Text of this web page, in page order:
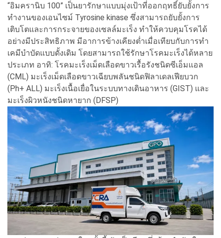
“อิมครานิบ 100” เป็นยารักษาแบบมุ่งเป้าที่ออกฤทธิ์ยับยั้งการ
ทำงานของเอนไซม์ Tyrosine kinase ซึ่งสามารถยับยั้งการ
เติบโตและการกระจายของเซลล์มะเร็ง ทำให้ควบคุมโรคได้
อย่างมีประสิทธิภาพ มีอาการข้างเคียงต่ำเมื่อเทียบกับการทำ
เคมีบำบัดแบบดั้งเดิม โดยสามารถใช้รักษาโรคมะเร็งได้หลาย
ประเภท อาทิ: โรคมะเร็งเม็ดเลือดขาวเรื้อรังชนิดซีเอ็มแอล
(CML) มะเร็งเม็ดเลือดขาวเฉียบพลันชนิดฟิลาเดลเฟียบวก
(Ph+ ALL) มะเร็งเนื้อเยื่อในระบบทางเดินอาหาร (GIST) และ
มะเร็งผิวหนังชนิดหายาก (DFSP)